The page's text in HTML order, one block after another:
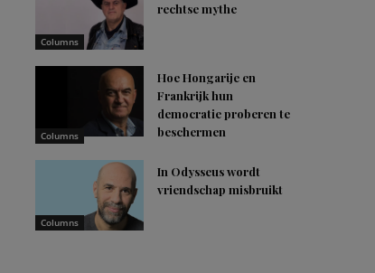
Columns
rechtse mythe
Columns
Hoe Hongarije en
Frankrijk hun
democratie proberen te
beschermen
Columns
In Odysseus wordt
vriendschap misbruikt